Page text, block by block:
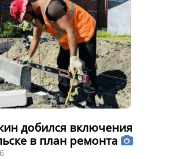
добился включения
в план ремонта